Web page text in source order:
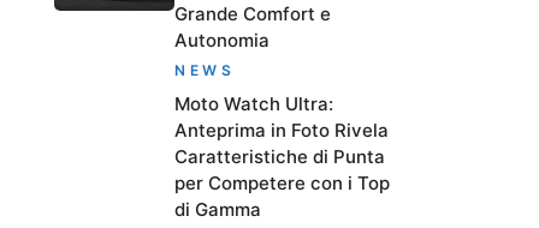
Grande Comfort e
Autonomia
NEWS
Moto Watch Ultra:
Anteprima in Foto Rivela
Caratteristiche di Punta
per Competere con i Top
di Gamma